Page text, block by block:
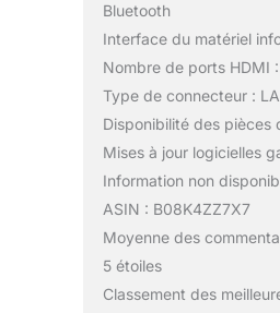
Bluetooth
Interface du matériel
Nombre de ports HDMI :
Type de connecteur :
Disponibilité des pièces
Mises à jour logicielles
Information non
ASIN : B08K4ZZ7X7
Moyenne des
5 étoiles
Classement des